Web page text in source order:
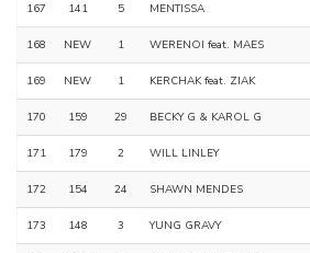
167 141 5 MENTISSA
168 NEW 1 WERENOI feat. MAES
169 NEW 1 KERCHAK feat. ZIAK
170 159 29 BECKY G & KAROL G
171 179 2 WILL LINLEY
172 154 24 SHAWN MENDES
173 148 3 YUNG GRAVY